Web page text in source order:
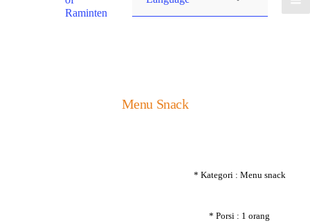
Raminten
Menu Snack
* Kategori : Menu snack
* Porsi : 1 orang